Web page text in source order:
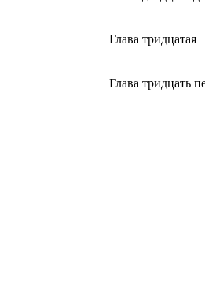
Глава тридцатая
Глава тридцать